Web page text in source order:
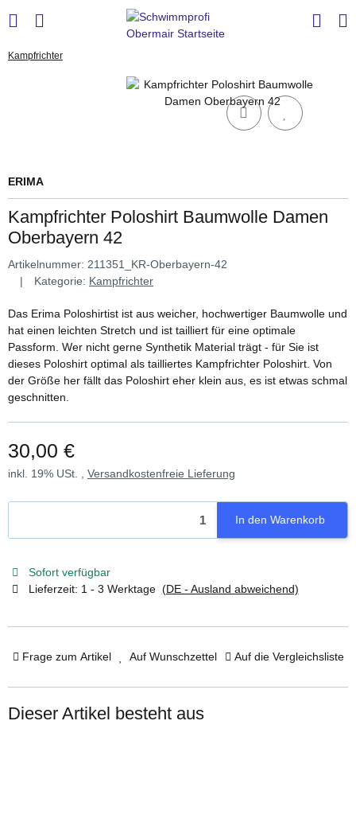
Kampfrichter
ERIMA
Kampfrichter Poloshirt Baumwolle Damen
Oberbayern 42
Artikelnummer: 211351_KR-Oberbayern-42
Kategorie: Kampfrichter
Das Erima Poloshirtist ist aus weicher, hochwertiger Baumwolle und
hat einen leichten Stretch und ist tailliert für eine optimale
Passform. Wer nicht gerne Synthetik Material trägt - für Sie ist
dieses Poloshirt optimal als tailliertes Kampfrichter Poloshirt. Von
der Größe her fällt das Poloshirt eher klein aus, es ist etwas schmal
geschnitten.
30,00 €
inkl. 19% USt. , Versandkostenfreie Lieferung
In den Warenkorb
Sofort verfügbar
Lieferzeit: 1 - 3 Werktage (DE - Ausland abweichend)
Frage zum Artikel Auf Wunschzettel Auf die Vergleichsliste
Dieser Artikel besteht aus